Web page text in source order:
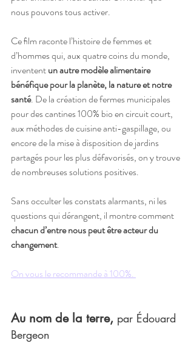
nous pouvons tous activer.
Ce ﬁlm raconte l’histoire de femmes et
d’hommes qui, aux quatre coins du monde,
inventent un autre modèle alimentaire
bénéfique pour la planète, la nature et notre
santé. De la création de fermes municipales
pour des cantines 100% bio en circuit court,
aux méthodes de cuisine anti-gaspillage, ou
encore de la mise à disposition de jardins
partagés pour les plus défavorisés, on y trouve
de nombreuses solutions positives.
Sans occulter les constats alarmants, ni les
questions qui dérangent, il montre comment
chacun d’entre nous peut être acteur du
changement.
On vous le recommande à 100%.
Au nom de la terre, par Édouard
Bergeon